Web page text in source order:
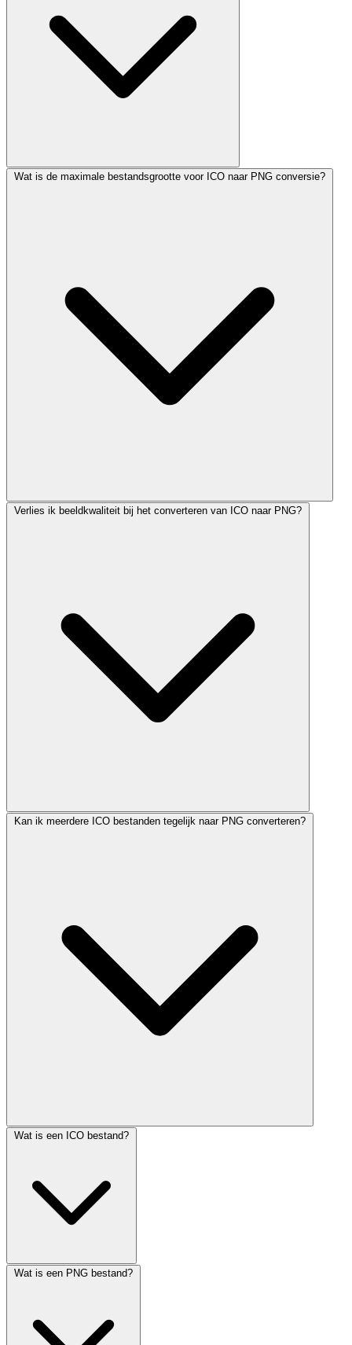
Wat is de maximale bestandsgrootte voor ICO naar PNG conversie?
Verlies ik beeldkwaliteit bij het converteren van ICO naar PNG?
Kan ik meerdere ICO bestanden tegelijk naar PNG converteren?
Wat is een ICO bestand?
Wat is een PNG bestand?